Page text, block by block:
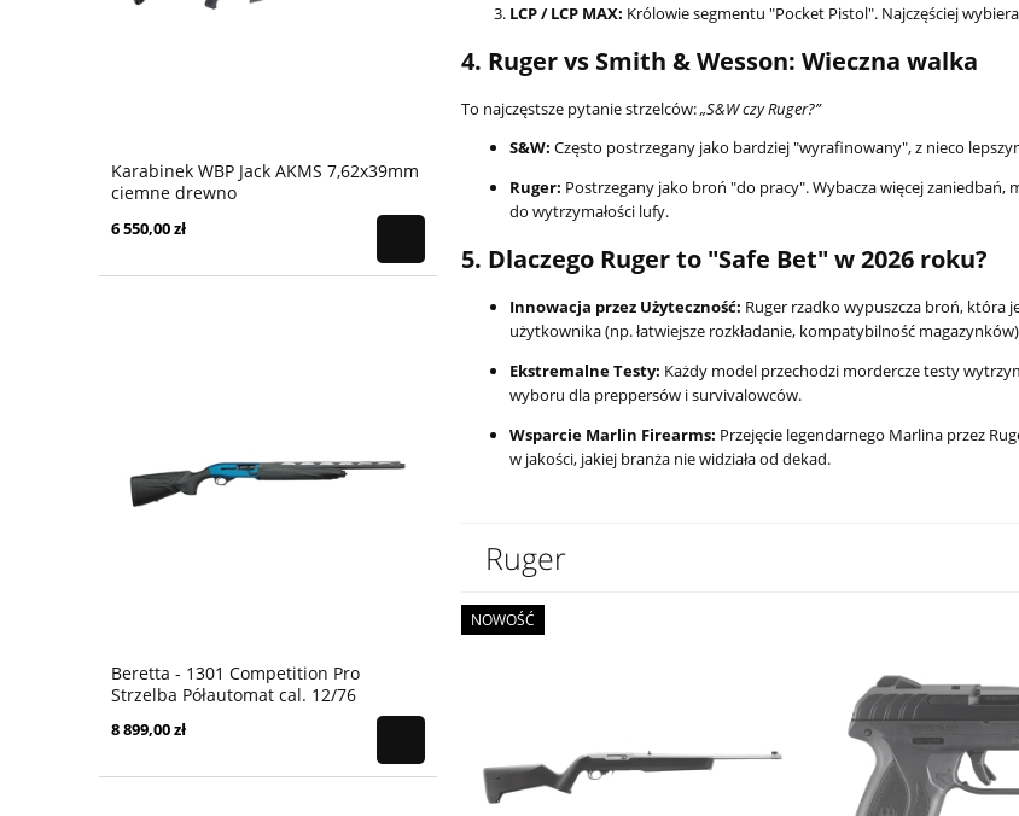
Karabinek WBP Jack AKMS 7,62x39mm
ciemne drewno
6 550,00 zł
Beretta - 1301 Competition Pro
Strzelba Półautomat cal. 12/76
8 899,00 zł
LCP / LCP MAX: Królowie segmentu "Pocket Pistol". Najczęściej
4. Ruger vs Smith & Wesson: Wieczna walka
To najczęstsze pytanie strzelców:„S&W czy Ruger?”
S&W: Często postrzegany jako bardziej "wyrafinowany", z nieco
Ruger: Postrzegany jako broń "do pracy". Wybacza więcej
do wytrzymałości lufy.
5. Dlaczego Ruger to "Safe Bet" w 2026 roku?
Innowacja przez Użyteczność: Ruger rzadko wypuszcza broń, która
użytkownika (np. łatwiejsze rozkładanie, kompatybilność
Ekstremalne Testy: Każdy model przechodzi mordercze testy
wyboru dla preppersów i survivalowców.
Wsparcie Marlin Firearms: Przejęcie legendarnego Marlina przez
w jakości, jakiej branża nie widziała od dekad.
Ruger
NOWOŚĆ